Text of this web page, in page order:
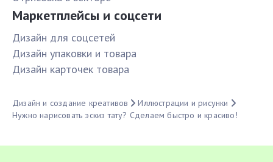
Маркетплейсы и соцсети
Дизайн для соцсетей
Дизайн упаковки и товара
Дизайн карточек товара
Дизайн и создание креативов
Иллюстрации и рисунки
Нужно нарисовать эскиз тату? Сделаем быстро и красиво!